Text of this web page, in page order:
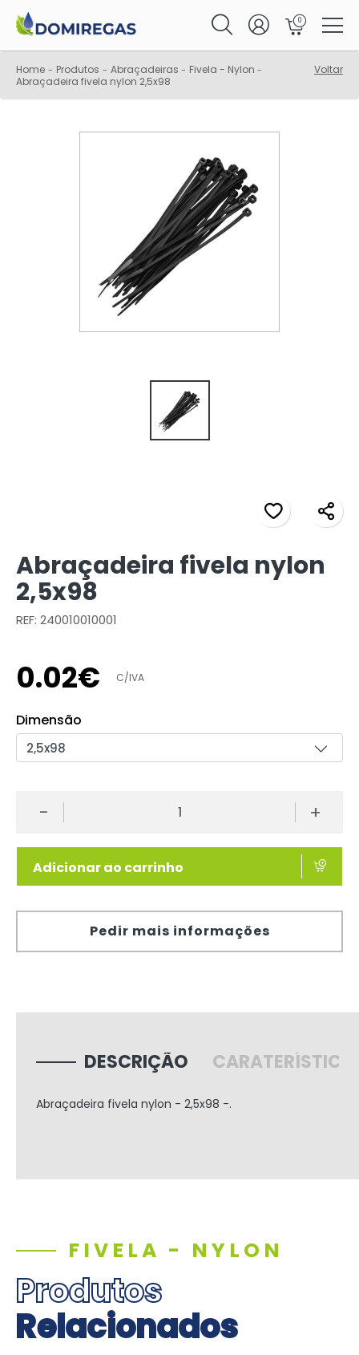
0
Home - Produtos - Abraçadeiras - Fivela - Nylon -
Abraçadeira fivela nylon 2,5x98
Voltar
Abraçadeira fivela nylon
2,5x98
REF: 240010010001
0.02€ C/IVA
Dimensão
- +
Adicionar ao carrinho
Pedir mais informações
DESCRIÇÃO
Abraçadeira fivela nylon - 2,5x98 -.
FIVELA - NYLON
Produtos
Relacionados